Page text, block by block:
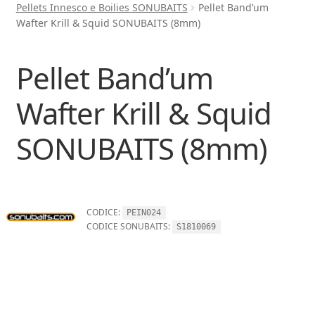
Pellets Innesco e Boilies SONUBAITS
Pellet Band’um
Wafter Krill & Squid SONUBAITS (8mm)
Pellet Band’um
Wafter Krill & Squid
SONUBAITS (8mm)
CODICE: PEIN024
CODICE SONUBAITS: S1810069